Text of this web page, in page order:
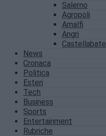
Salerno
Agropoli
Amalfi
Angri
Castellabate
News
Cronaca
Politica
Esteri
Tech
Business
Sports
Entertainment
Rubriche